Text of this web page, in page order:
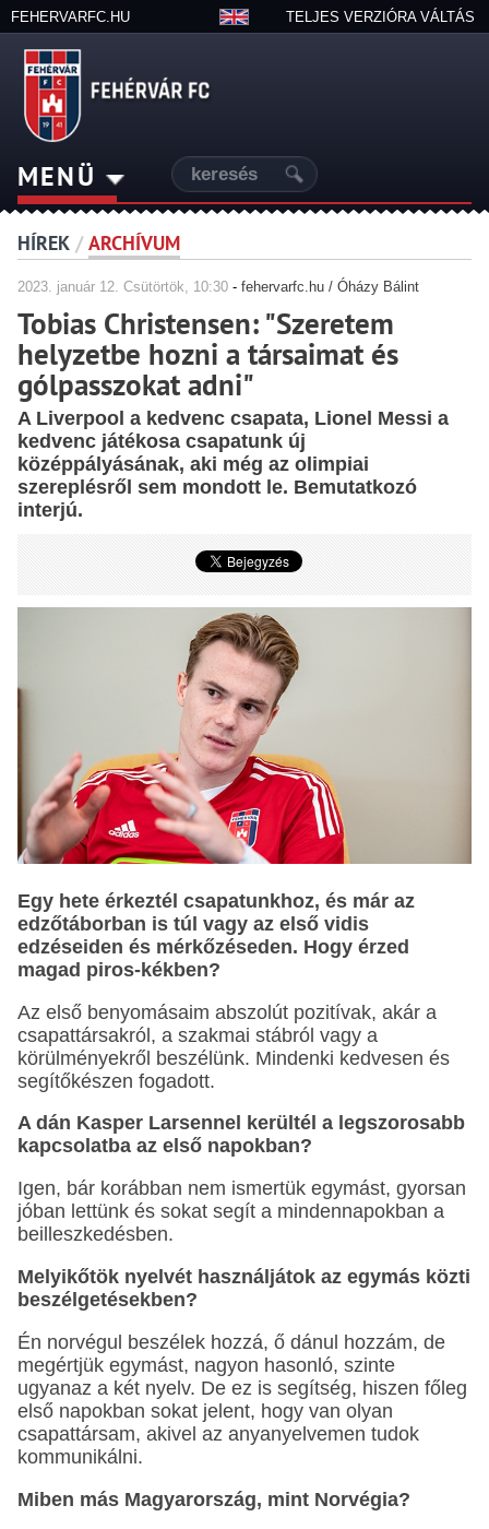
FEHERVARFC.HU TELJES VERZIÓRA VÁLTÁS
MENÜ
HÍREK / ARCHÍVUM
2023. január12. Csütörtök, 10:30- fehervarfc.hu / Óházy Bálint
Tobias Christensen: "Szeretem
helyzetbe hozni a társaimat és
gólpasszokat adni"
A Liverpool a kedvenc csapata, Lionel Messi a
kedvenc játékosa csapatunk új
középpályásának, aki még az olimpiai
szereplésről sem mondott le. Bemutatkozó
interjú.
Egy hete érkeztél csapatunkhoz, és már az
edzőtáborban is túl vagy az első vidis
edzéseiden és mérkőzéseden. Hogy érzed
magad piros-kékben?
Az első benyomásaim abszolút pozitívak, akár a
csapattársakról, a szakmai stábról vagy a
körülményekről beszélünk. Mindenki kedvesen és
segítőkészen fogadott.
A dán Kasper Larsennel kerültél a legszorosabb
kapcsolatba az első napokban?
Igen, bár korábban nem ismertük egymást, gyorsan
jóban lettünk és sokat segít a mindennapokban a
beilleszkedésben.
Melyikőtök nyelvét használjátok az egymás közti
beszélgetésekben?
Én norvégul beszélek hozzá, ő dánul hozzám, de
megértjük egymást, nagyon hasonló, szinte
ugyanaz a két nyelv. De ez is segítség, hiszen főleg
első napokban sokat jelent, hogy van olyan
csapattársam, akivel az anyanyelvemen tudok
kommunikálni.
Miben más Magyarország, mint Norvégia?